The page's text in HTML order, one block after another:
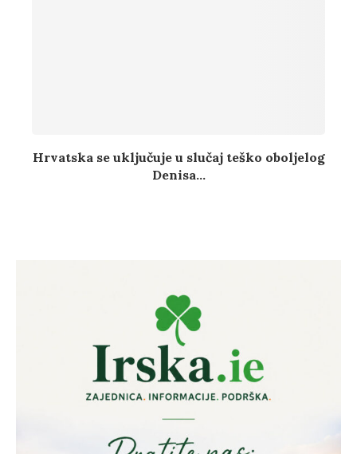
Hrvatska se uključuje u slučaj teško oboljelog
Denisa...